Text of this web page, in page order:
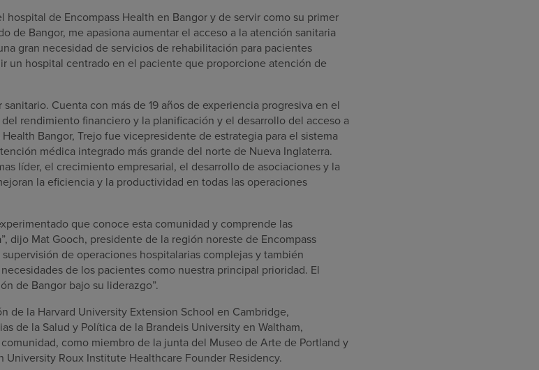
de Encompass Health en Bangor y de servir como su primer
de Bangor, me apasiona aumentar el acceso a la atención sanitaria
gran necesidad de servicios de rehabilitación para pacientes
un hospital centrado en el paciente que proporcione atención de
Cuenta con más de 19 años de experiencia progresiva en el
rendimiento financiero y la planificación y el desarrollo del acceso a
Bangor, Trejo fue vicepresidente de estrategia para el sistema
médica integrado más grande del norte de Nueva Inglaterra.
líder, el crecimiento empresarial, el desarrollo de asociaciones y la
la eficiencia y la productividad en todas las operaciones
que conoce esta comunidad y comprende las
dijo Mat Gooch, presidente de la región noreste de Encompass
de operaciones hospitalarias complejas y también
de los pacientes como nuestra principal prioridad. El
de Bangor bajo su liderazgo”.
de la Harvard University Extension School en Cambridge,
de la Salud y Política de la Brandeis University en Waltham,
como miembro de la junta del Museo de Arte de Portland y
Roux Institute Healthcare Founder Residency.